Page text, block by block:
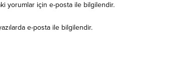
yorumlar için e-posta ile bilgilendir.
e-posta ile bilgilendir.